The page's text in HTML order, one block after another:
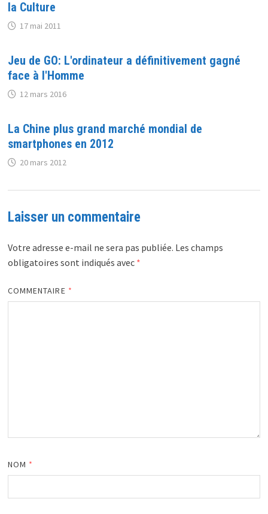
la Culture
17 mai 2011
Jeu de GO: L'ordinateur a définitivement gagné
face à l'Homme
12 mars 2016
La Chine plus grand marché mondial de
smartphones en 2012
20 mars 2012
Laisser un commentaire
Votre adresse e-mail ne sera pas publiée. Les champs
obligatoires sont indiqués avec *
COMMENTAIRE *
NOM *